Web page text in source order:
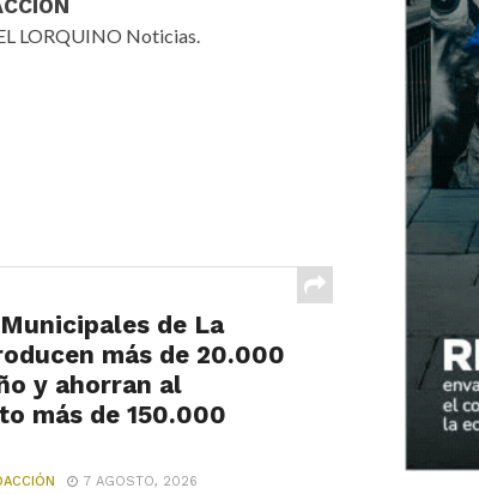
LORQUINO Noticias.
de La
más de 20.000
y ahorran al
más de 150.000
7 AGOSTO, 2026